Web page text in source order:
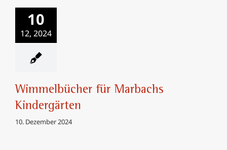
10
12, 2024
Wimmelbücher für Marbachs
Kindergärten
10. Dezember 2024